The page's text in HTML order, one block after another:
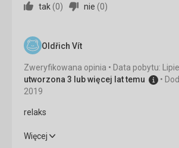
Usługi
Cena
tak (0) nie (0)
Oldřich Vít
Zweryfikowana opinia Data pobytu:
utworzona 3 lub więcej lat temu
2019
relaks
relaks
Więcej